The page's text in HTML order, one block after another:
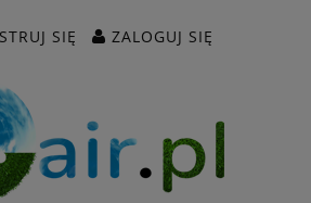
SIĘ ZALOGUJ SIĘ